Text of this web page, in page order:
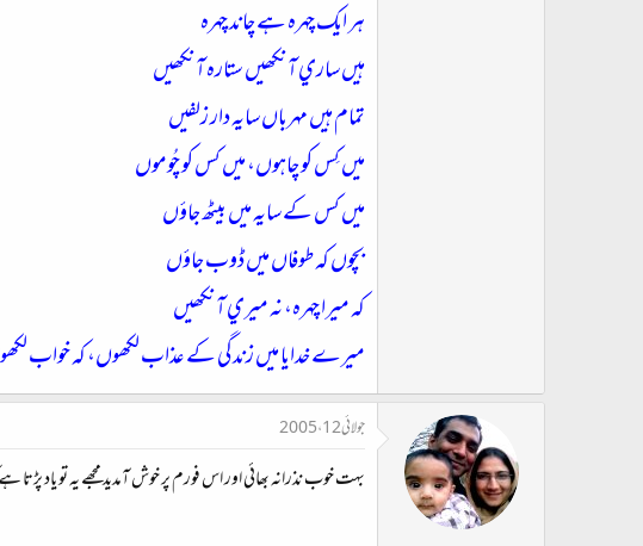
ہر ايک چہرہ ہے چاند چہرہ
ہيں ساري آنکھيں ستارہ آنکھيں
تمام ہيں مہرباں سايہ دار زلفيں
ميں کِس کو چاہوں، ميں کس کو چُوموں
ميں کس کے سايہ ميں بيٹھ جاؤں
بچوں کہ طوفاں ميں ڈوب جاؤں
کہ ميرا چہرہ، نہ ميري آنکھيں
ميرے خدايا ميں زندگي کے عذاب لکھوں، کہ خواب
جولائی 12، 2005
بہت خوب نذرانہ بھائی اور اس فورم پر خوش آمديد مجھے يہ تو ياد